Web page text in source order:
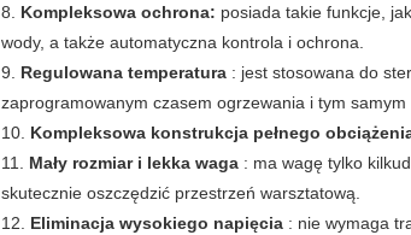
8. Kompleksowa ochrona: posiada takie funkcje,
wody, a także automatyczna kontrola i ochrona.
9. Regulowana temperatura : jest stosowana do
zaprogramowanym czasem ogrzewania i tym
10. Kompleksowa konstrukcja pełnego
11. Mały rozmiar i lekka waga : ma wagę tylko
skutecznie oszczędzić przestrzeń warsztatową.
12. Eliminacja wysokiego napięcia : nie wymaga